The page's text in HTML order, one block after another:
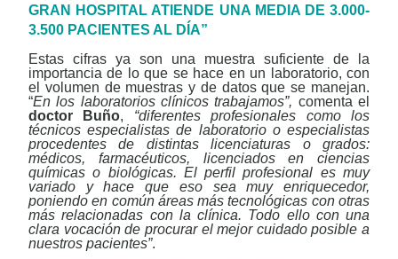
GRAN HOSPITAL ATIENDE UNA MEDIA DE 3.000-
3.500 PACIENTES AL DÍA”
Estas cifras ya son una muestra suficiente de la
importancia de lo que se hace en un laboratorio, con
el volumen de muestras y de datos que se manejan.
“En los laboratorios clínicos trabajamos”, comenta el
doctor Buño, “diferentes profesionales como los
técnicos especialistas de laboratorio o especialistas
procedentes de distintas licenciaturas o grados:
médicos, farmacéuticos, licenciados en ciencias
químicas o biológicas. El perfil profesional es muy
variado y hace que eso sea muy enriquecedor,
poniendo en común áreas más tecnológicas con otras
más relacionadas con la clínica. Todo ello con una
clara vocación de procurar el mejor cuidado posible a
nuestros pacientes”.